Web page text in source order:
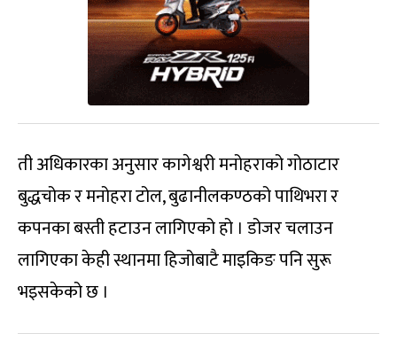
ती अधिकारका अनुसार कागेश्वरी मनोहराको गोठाटार
बुद्धचोक र मनोहरा टोल, बुढानीलकण्ठको पाथिभरा र
कपनका बस्ती हटाउन लागिएको हो । डोजर चलाउन
लागिएका केही स्थानमा हिजोबाटै माइकिङ पनि सुरू
भइसकेको छ ।